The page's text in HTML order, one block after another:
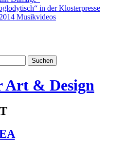
in der Klosterpresse
Musikvideos
Art & Design